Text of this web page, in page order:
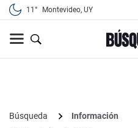
11° Montevideo, UY
Búsqueda
Información